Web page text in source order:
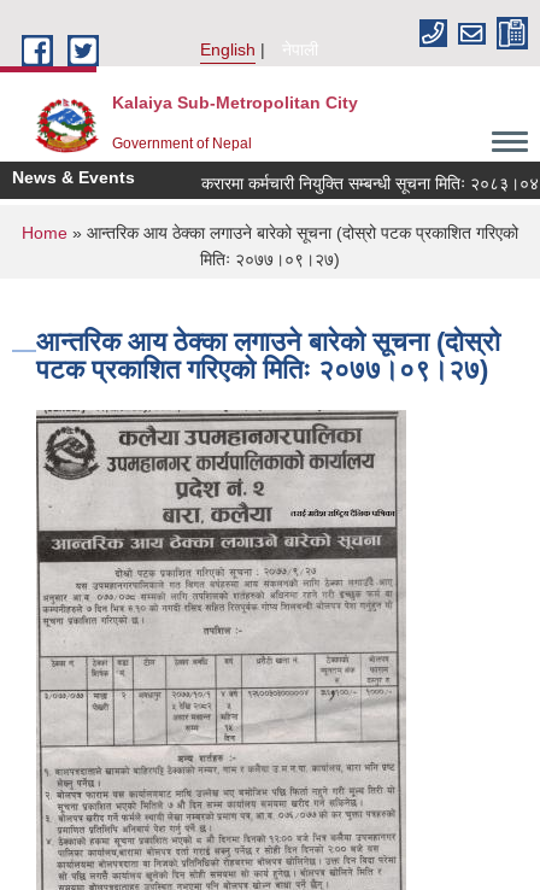
English
नेपाली
Kalaiya Sub-Metropolitan City
Government of Nepal
News & Events करारमा कर्मचारी नियुक्ति सम्बन्धी सूचना मितिः
You are here
Home » आन्तरिक आय ठेक्का लगाउने बारेको सूचना (दोस्रो पटक प्रकाशित गरिएको
मितिः २०७७।०९।२७)
आन्तरिक आय ठेक्का लगाउने बारेको सूचना (दोस्रो
पटक प्रकाशित गरिएको मितिः २०७७।०९।२७)